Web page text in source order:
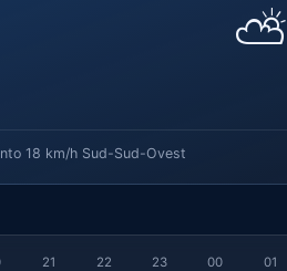
⛅
18 km/h Sud-Sud-Ovest
21 22 23 00 01